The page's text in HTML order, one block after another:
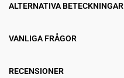
ALTERNATIVA BETECKNINGAR
VANLIGA FRÅGOR
RECENSIONER